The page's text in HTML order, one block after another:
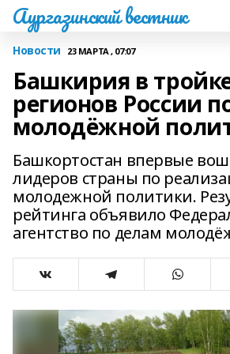
Аургазинский вестник
Новости 23 МАРТА , 07:07
Башкирия в
регионов России
молодёжной
Башкортостан впервые
лидеров страны по
молодежной политики.
рейтинга объявило
агентство по делам